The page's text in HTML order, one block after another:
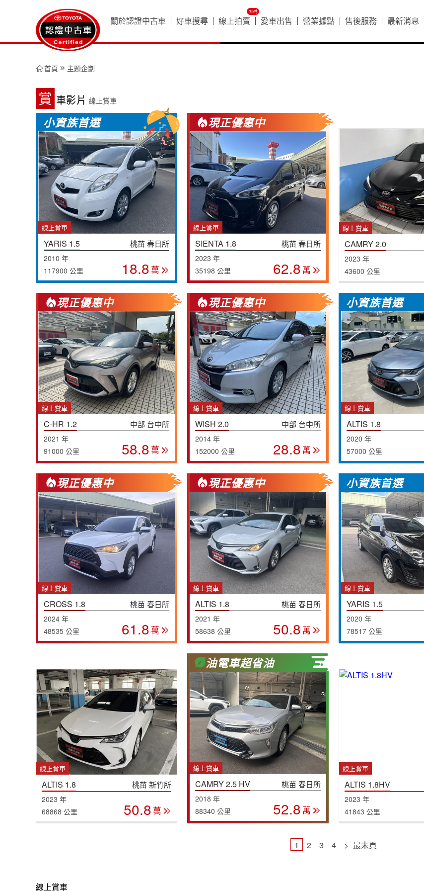
關於認證中古車 好車搜尋
精選好車館
賞車影片
線上拍賣
ᴺᴱᵂ!
愛車出售 營業據點 售後服務 最新消息
首頁 主題企劃
賞 車影片 線上賞車
小資族首選
線上賞車
YARIS 1.5 桃苗 春日所
2010 年
117900 公里
18.8 萬
現正優惠中
線上賞車
SIENTA 1.8 桃苗 春日所
2023 年
35198 公里
62.8 萬
線上賞車
CAMRY 2.0
2023 年
43600 公里
現正優惠中
線上賞車
C-HR 1.2 中部 台中所
2021 年
91000 公里
58.8 萬
現正優惠中
線上賞車
WISH 2.0 中部 台中所
2014 年
152000 公里
28.8 萬
小資族首選
線上賞車
ALTIS 1.8
2020 年
57000 公里
現正優惠中
線上賞車
CROSS 1.8 桃苗 春日所
2024 年
48535 公里
61.8 萬
現正優惠中
線上賞車
ALTIS 1.8 桃苗 春日所
2021 年
58638 公里
50.8 萬
小資族首選
線上賞車
YARIS 1.5
2020 年
78517 公里
線上賞車
ALTIS 1.8 桃苗 新竹所
2023 年
68868 公里
50.8 萬
油電車超省油
線上賞車
CAMRY 2.5 HV 桃苗 春日所
2018 年
88340 公里
52.8 萬
線上賞車
ALTIS 1.8HV
2023 年
41843 公里
1 2 3 4 > 最末頁
線上賞車